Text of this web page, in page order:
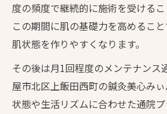
度の頻度で継続的に施術を受けるこ
この期間に肌の基礎力を高めるこ
肌状態を作りやすくなります。
その後は月1回程度のメンテナンス
屋市北区上飯田西町の鍼灸美心み
状態や生活リズムに合わせた通院